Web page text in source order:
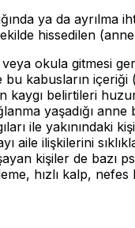
ya da
hissedilen
okula gitmesi
kabusların içeriği
kaygı belirtileri
yaşadığı
ile yakınındaki
aile ilişkilerini
kişiler de
hızlı kalp,